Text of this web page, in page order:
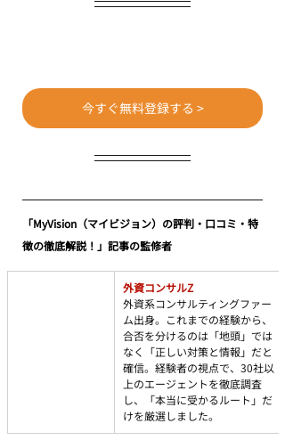
今すぐ無料登録する >
「MyVision（マイビジョン）の評判・口コミ・特
徴の徹底解説！」記事の監修者
外資コンサルZ
外資系コンサルティングファー
ム出身。これまでの経験から、
合否を分けるのは「地頭」では
なく「正しい対策と情報」だと
確信。経験者の視点で、30社以
上のエージェントを徹底調査
し、「本当に受かるルート」だ
けを厳選しました。